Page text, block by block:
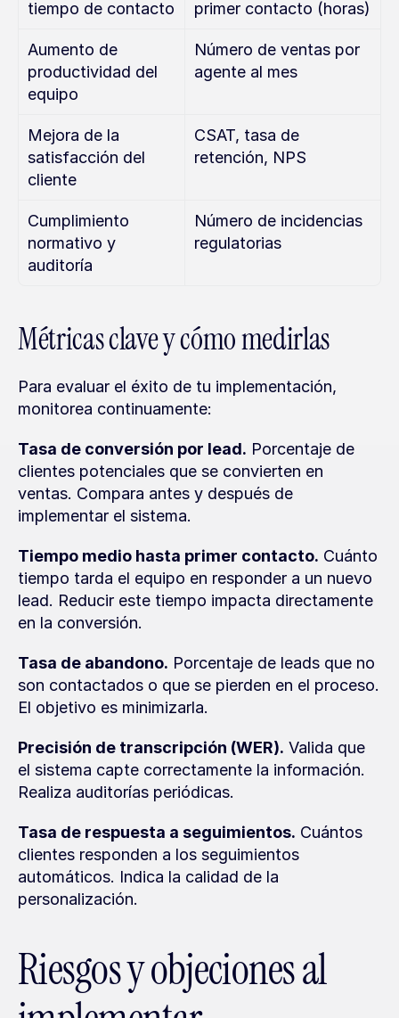
tiempo de contacto
primer contacto (horas)
Aumento de
productividad del
equipo
Número de ventas por
agente al mes
Mejora de la
satisfacción del
cliente
CSAT, tasa de
retención, NPS
Cumplimiento
normativo y
auditoría
Número de incidencias
regulatorias
Métricas clave y cómo medirlas
Para evaluar el éxito de tu implementación,
monitorea continuamente:
Tasa de conversión por lead. Porcentaje de
clientes potenciales que se convierten en
ventas. Compara antes y después de
implementar el sistema.
Tiempo medio hasta primer contacto. Cuánto
tiempo tarda el equipo en responder a un nuevo
lead. Reducir este tiempo impacta directamente
en la conversión.
Tasa de abandono. Porcentaje de leads que no
son contactados o que se pierden en el proceso.
El objetivo es minimizarla.
Precisión de transcripción (WER). Valida que
el sistema capte correctamente la información.
Realiza auditorías periódicas.
Tasa de respuesta a seguimientos. Cuántos
clientes responden a los seguimientos
automáticos. Indica la calidad de la
personalización.
Riesgos y objeciones al